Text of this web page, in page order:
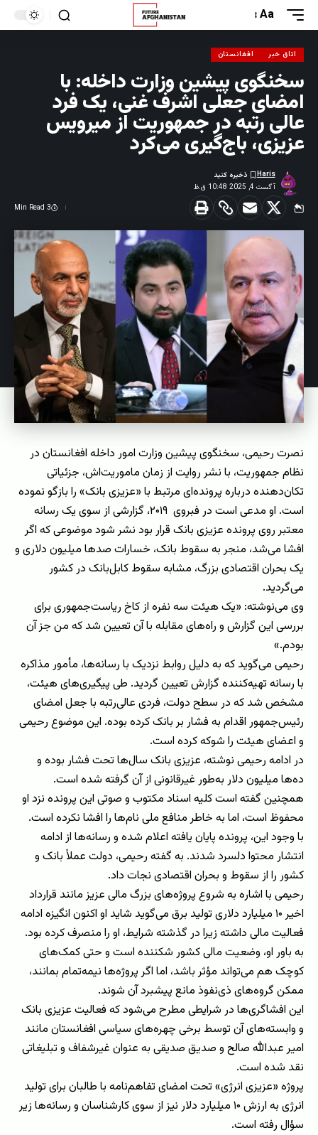
Aa
اتاق خبر افغانستان
سخنگوی پیشین وزارت داخله: با
امضای جعلی اشرف غنی، یک فرد
عالی رتبه در جمهوریت از میرویس
عزیزی، باج‌گیری می‌کرد
آگست 4, 2025 10:48 ق.ظ
Haris
3 Min Read
نصرت رحیمی، سخنگوی پیشین وزارت امور داخله افغانستان در
نظام جمهوریت، با نشر روایت از زمان ماموریت‌اش، جزئیاتی
تکان‌دهنده درباره پرونده‌ای مرتبط با «عزیزی بانک» را بازگو نموده
است. او مدعی است در فبروی ۲۰۱۹، گزارشی از سوی یک رسانه
معتبر روی پرونده عزیزی بانک قرار بود نشر شود موضوعی که اگر
افشا می‌شد، منجر به سقوط بانک، خسارات صدها میلیون دلاری و
یک بحران اقتصادی بزرگ، مشابه سقوط کابل‌بانک در کشور
می‌گردید.
وی می‌نوشته: «یک هیئت سه نفره از کاخ ریاست‌جمهوری برای
بررسی این گزارش و راه‌های مقابله با آن تعیین شد که من جز آن
بودم.»
رحیمی می‌گوید که به دلیل روابط نزدیک با رسانه‌ها، مأمور مذاکره
با رسانه تهیه‌کننده گزارش تعیین گردید. طی پیگیری‌های هیئت،
مشخص شد که در سطح دولت، فردی عالی‌رتبه با جعل امضای
رئیس‌جمهور اقدام به فشار بر بانک کرده بوده. این موضوع رحیمی
و اعضای هیئت را شوکه کرده است.
در ادامه رحیمی نوشته، عزیزی بانک سال‌ها تحت فشار بوده و
ده‌ها میلیون دلار به‌طور غیرقانونی از آن گرفته شده است.
همچنین گفته است کلیه اسناد مکتوب و صوتی این پرونده نزد او
محفوظ است، اما به خاطر منافع ملی نام‌ها را افشا نکرده است.
با وجود این، پرونده پایان یافته اعلام شده و رسانه‌ها از ادامه
انتشار محتوا دلسرد شدند. به گفته رحیمی، دولت عملاً بانک و
کشور را از سقوط و بحران اقتصادی نجات داد.
رحیمی با اشاره به شروع پروژه‌های بزرگ مالی عزیز مانند قرارداد
اخیر ۱۰ میلیارد دلاری تولید برق می‌گوید شاید او اکنون انگیزه ادامه
فعالیت مالی داشته زیرا در گذشته شرایط، او را منصرف کرده بود.
به باور او، وضعیت مالی کشور شکننده است و حتی کمک‌های
کوچک هم می‌تواند مؤثر باشد، اما اگر پروژه‌ها نیمه‌تمام بمانند،
ممکن گروه‌های ذی‌نفوذ مانع پیشبرد آن شوند.
این افشاگری‌ها در شرایطی مطرح می‌شود که فعالیت عزیزی بانک
و وابسته‌های آن توسط برخی چهره‌های سیاسی افغانستان مانند
امیر عبدالله صالح و صدیق صدیقی به عنوان غیرشفاف و تبلیغاتی
نقد شده است.
پروژه «عزیزی انرژی» تحت امضای تفاهم‌نامه با طالبان برای تولید
انرژی به ارزش ۱۰ میلیارد دلار نیز از سوی کارشناسان و رسانه‌ها زیر
سؤال رفته است.